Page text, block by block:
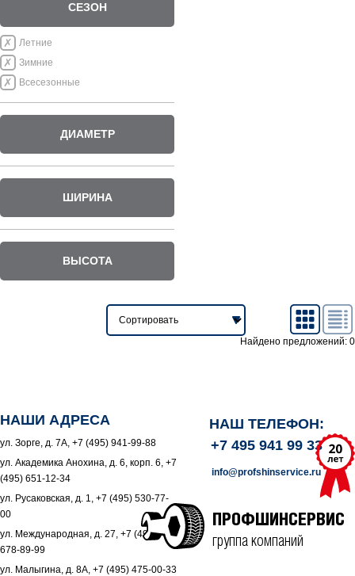
СЕЗОН
Летние
Зимние
Всесезонные
ДИАМЕТР
ШИРИНА
ВЫСОТА
Найдено предложений: 0
НАШИ АДРЕСА
ул. Зорге, д. 7А, +7 (495) 941-99-88
ул. Академика Анохина, д. 6, корп. 6, +7
(495) 651-12-34
ул. Русаковская, д. 1, +7 (495) 530-77-
00
ул. Международная, д. 27, +7 (495)
678-89-99
ул. Малыгина, д. 8А, +7 (495) 475-00-33
НАШ ТЕЛЕФОН:
+7 495 941 99 33
info@profshinservice.ru
ПРОФШИНСЕРВИС
группа компаний